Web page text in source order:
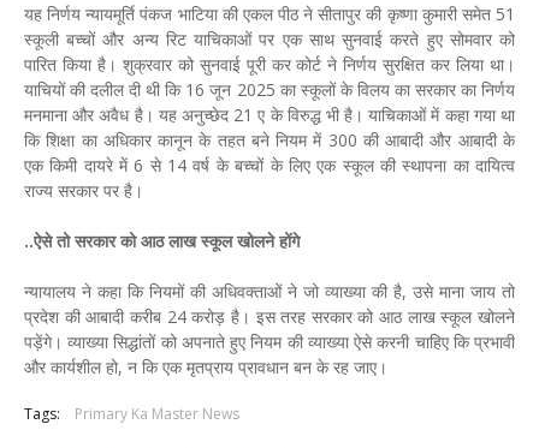
यह निर्णय न्यायमूर्ति पंकज भाटिया की एकल पीठ ने सीतापुर की कृष्णा कुमारी समेत 51
स्कूली बच्चों और अन्य रिट याचिकाओं पर एक साथ सुनवाई करते हुए सोमवार को
पारित किया है। शुक्रवार को सुनवाई पूरी कर कोर्ट ने निर्णय सुरक्षित कर लिया था।
याचियों की दलील दी थी कि 16 जून 2025 का स्कूलों के विलय का सरकार का निर्णय
मनमाना और अवैध है। यह अनुच्छेद 21 ए के विरुद्ध भी है। याचिकाओं में कहा गया था
कि शिक्षा का अधिकार कानून के तहत बने नियम में 300 की आबादी और आबादी के
एक किमी दायरे में 6 से 14 वर्ष के बच्चों के लिए एक स्कूल की स्थापना का दायित्व
राज्य सरकार पर है।
..ऐसे तो सरकार को आठ लाख स्कूल खोलने होंगे
न्यायालय ने कहा कि नियमों की अधिवक्ताओं ने जो व्याख्या की है, उसे माना जाय तो
प्रदेश की आबादी करीब 24 करोड़ है। इस तरह सरकार को आठ लाख स्कूल खोलने
पड़ेंगे। व्याख्या सिद्धांतों को अपनाते हुए नियम की व्याख्या ऐसे करनी चाहिए कि प्रभावी
और कार्यशील हो, न कि एक मृतप्राय प्रावधान बन के रह जाए।
Tags: Primary Ka Master News